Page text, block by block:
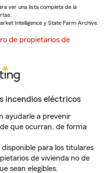
ver una lista completa de la
Intelligence y State Farm Archive.
de propietarios de
incendios eléctricos
ayudarle a prevenir
que ocurran, de forma
disponible para los titulares
de vivienda no de
sean elegibles.